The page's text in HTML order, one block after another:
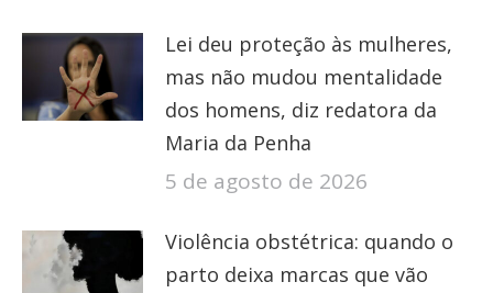
Lei deu proteção às mulheres,
mas não mudou mentalidade
dos homens, diz redatora da
Maria da Penha
5 de agosto de 2026
Violência obstétrica: quando o
parto deixa marcas que vão